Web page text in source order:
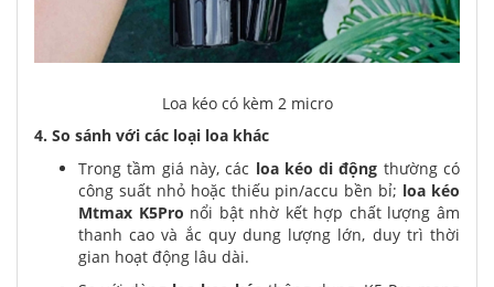
Loa kéo có kèm 2 micro
4. So sánh với các loại loa khác
Trong tầm giá này, các loa kéo di động thường có
công suất nhỏ hoặc thiếu pin/accu bền bỉ; loa kéo
Mtmax K5Pro nổi bật nhờ kết hợp chất lượng âm
thanh cao và ắc quy dung lượng lớn, duy trì thời
gian hoạt động lâu dài.